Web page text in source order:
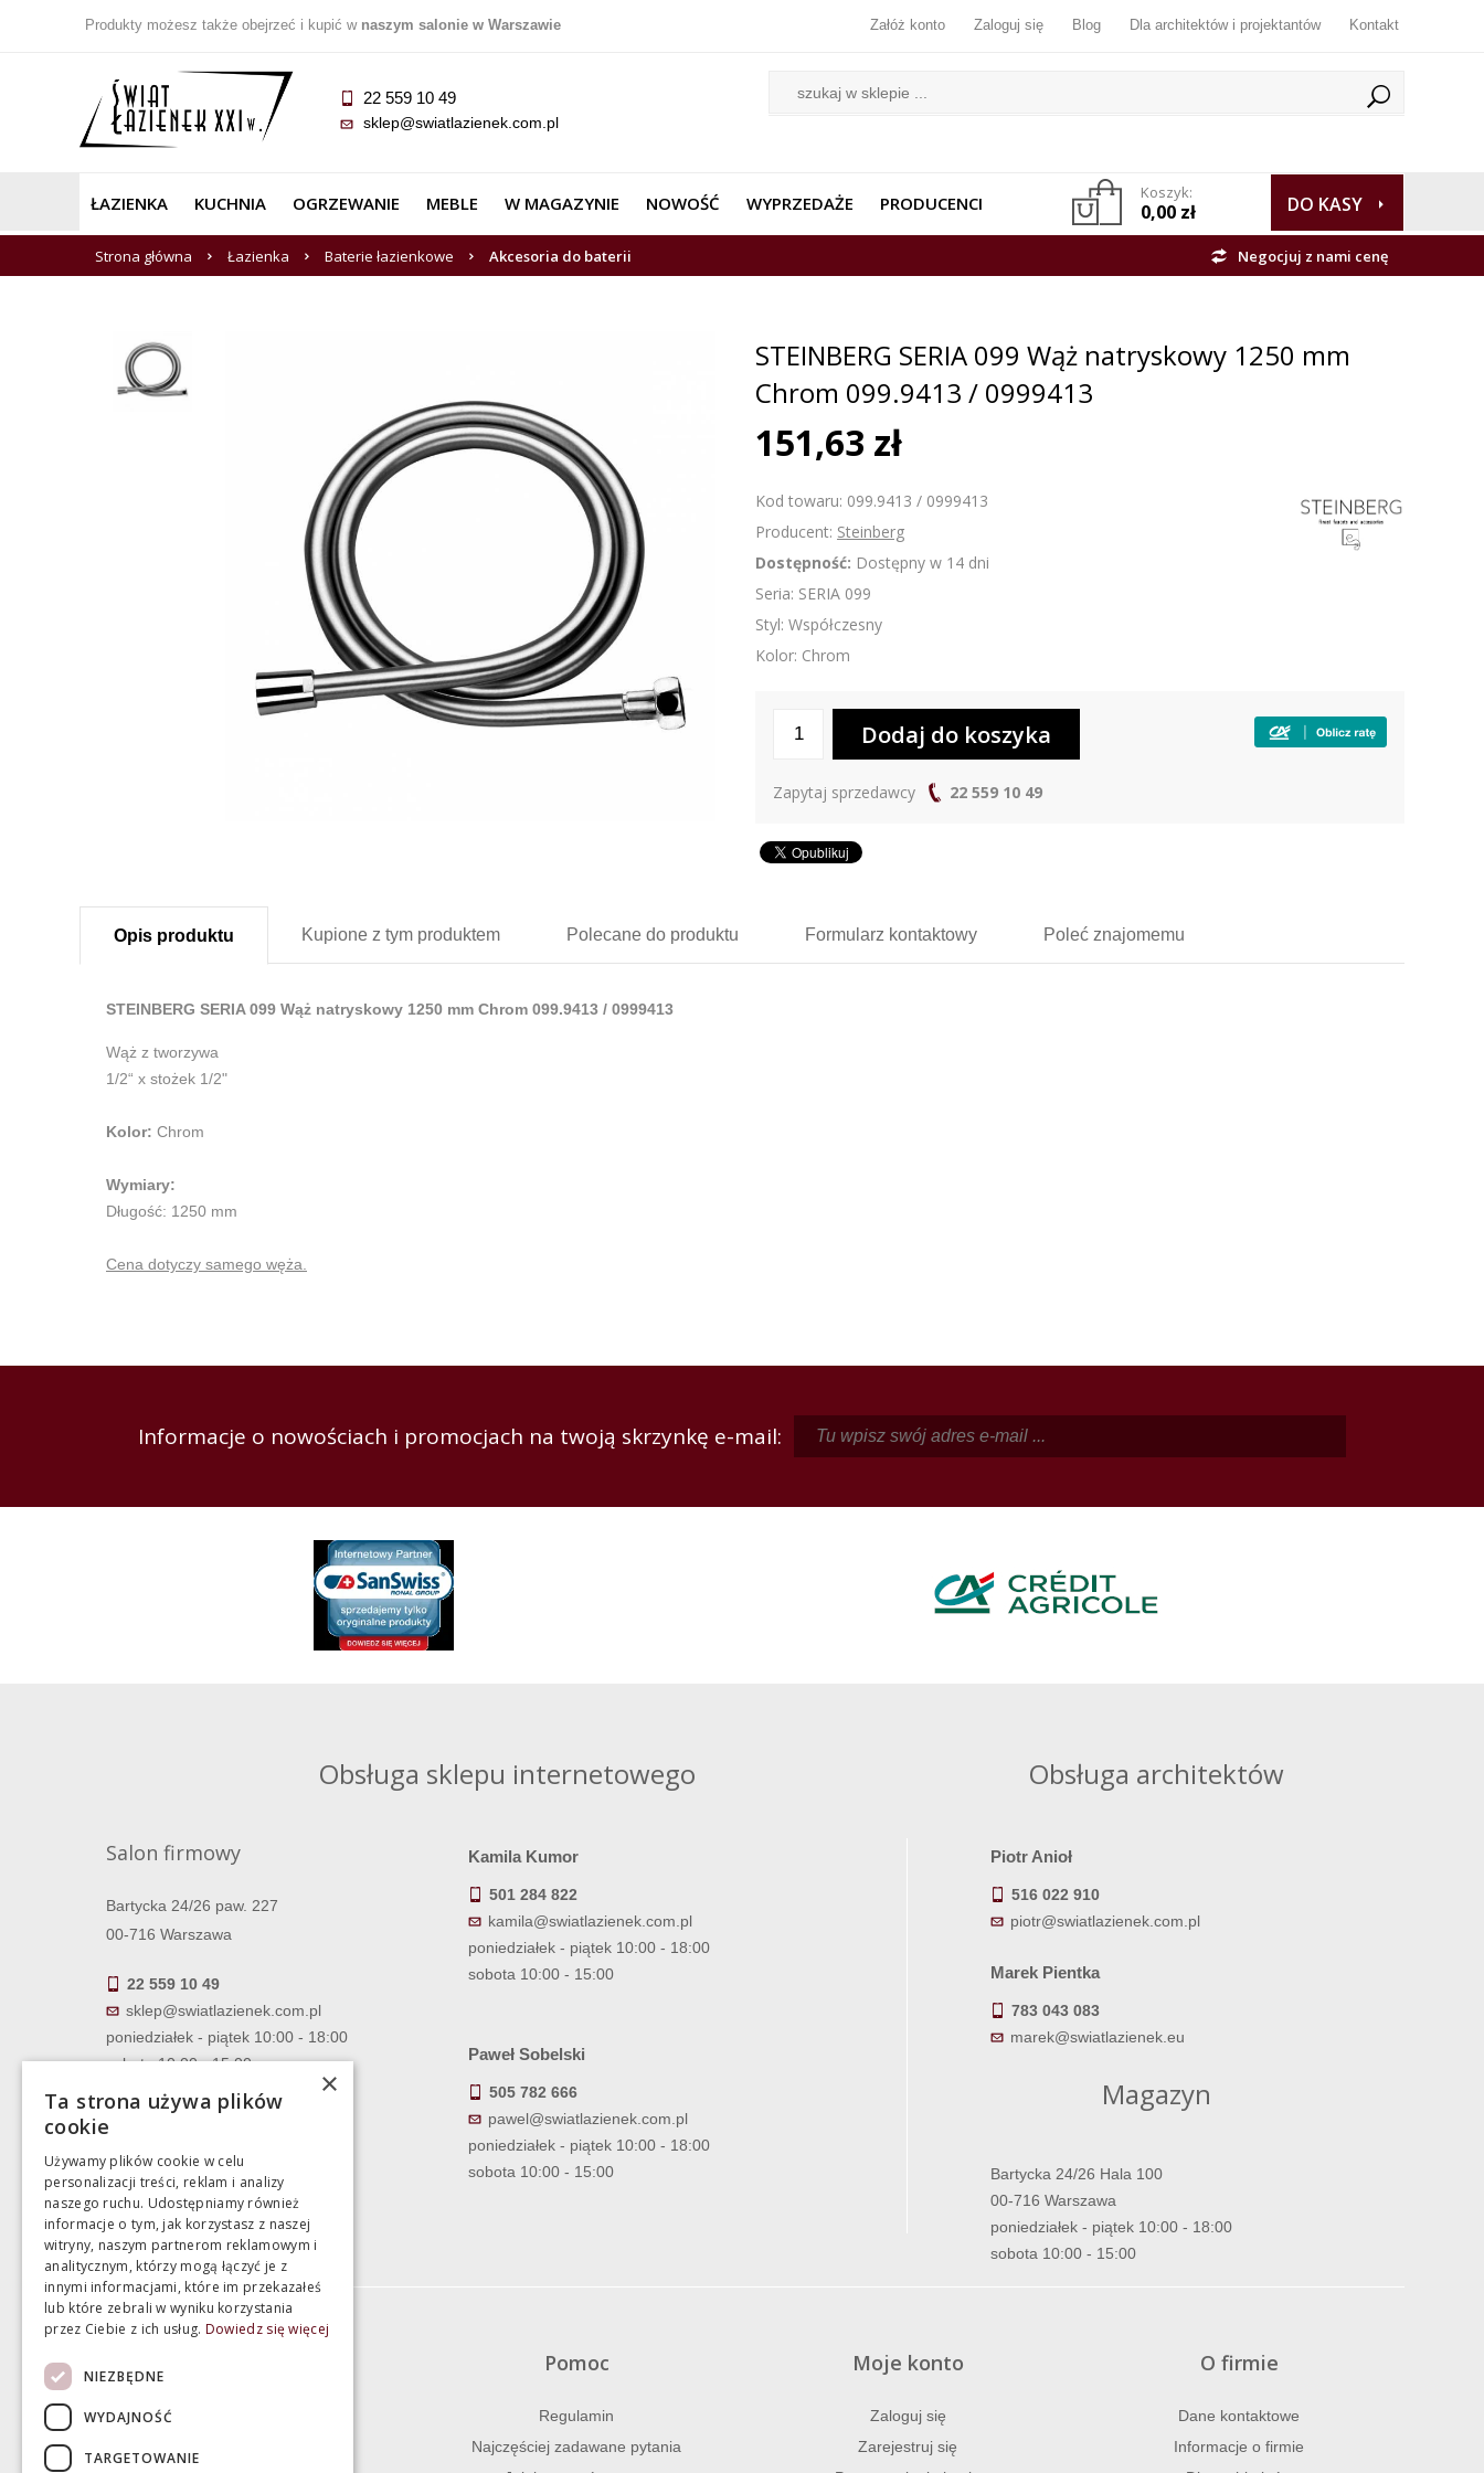
Produkty możesz także obejrzeć i kupić w naszym salonie w Warszawie Załóż konto Zaloguj się Blog Dla architektów i projektantów Kontakt
22 559 10 49
sklep@swiatlazienek.com.pl
ŁAZIENKA KUCHNIA OGRZEWANIE MEBLE W MAGAZYNIE NOWOŚĆ WYPRZEDAŻE PRODUCENCI Koszyk:
0,00 zł DO KASY
Strona główna Łazienka Baterie łazienkowe Akcesoria do baterii Negocjuj z nami cenę
STEINBERG SERIA 099 Wąż natryskowy 1250 mm
Chrom 099.9413 / 0999413
151,63 zł
Kod towaru: 099.9413 / 0999413
Producent: Steinberg
Dostępność: Dostępny w 14 dni
Seria: SERIA 099
Styl: Współczesny
Kolor: Chrom
Zapytaj sprzedawcy 22 559 10 49
Opis produktu Kupione z tym produktem Polecane do produktu Formularz kontaktowy Poleć znajomemu
STEINBERG SERIA 099 Wąż natryskowy 1250 mm Chrom 099.9413 / 0999413
Wąż z tworzywa
1/2“ x stożek 1/2"
Kolor: Chrom
Wymiary:
Długość: 1250 mm
Cena dotyczy samego węża.
Informacje o nowościach i promocjach na twoją skrzynkę e-mail:
Obsługa sklepu internetowego
Salon firmowy
Bartycka 24/26 paw. 227
00-716 Warszawa
22 559 10 49
sklep@swiatlazienek.com.pl
poniedziałek - piątek 10:00 - 18:00
sobota 10:00 - 15:00
Kamila Kumor
501 284 822
kamila@swiatlazienek.com.pl
poniedziałek - piątek 10:00 - 18:00
sobota 10:00 - 15:00
Paweł Sobelski
505 782 666
pawel@swiatlazienek.com.pl
poniedziałek - piątek 10:00 - 18:00
sobota 10:00 - 15:00
Obsługa architektów
Piotr Anioł
516 022 910
piotr@swiatlazienek.com.pl
Marek Pientka
783 043 083
marek@swiatlazienek.eu
Magazyn
Bartycka 24/26 Hala 100
00-716 Warszawa
poniedziałek - piątek 10:00 - 18:00
sobota 10:00 - 15:00
Termin realizacji zamówienia
Pomoc
Regulamin
Najczęściej zadawane pytania
Moje konto
Zaloguj się
Zarejestruj się
O firmie
Dane kontaktowe
Informacje o firmie
×
Ta strona używa plików
cookie
Używamy plików cookie w celu
personalizacji treści, reklam i analizy
naszego ruchu. Udostępniamy również
informacje o tym, jak korzystasz z naszej
witryny, naszym partnerom reklamowym i
analitycznym, którzy mogą łączyć je z
innymi informacjami, które im przekazałeś
lub które zebrali w wyniku korzystania
przez Ciebie z ich usług. Dowiedz się więcej
NIEZBĘDNE
WYDAJNOŚĆ
TARGETOWANIE